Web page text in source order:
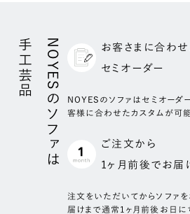
座クッション部
5層構造
低層部1
低層部2 100kg/m3 チップウレタン
中層部 40kg/m3 ラバーウレタン
表層部1 30kg/m3 ラバーウレタン
2個
付属クッション
素材 羽毛+ウレタンスティック(7:3)
440×440 mm
個数 3個
NOYESのソファは
手工芸品
お客さまに合わせ
セミオーダー
NOYESのソファはセミオーダ
客様に合わせたカスタムが可能
ご注文から
1ヶ月前後でお届
注⽂をいただいてからソファを
届けまで通常1ヶ月前後お⽇に